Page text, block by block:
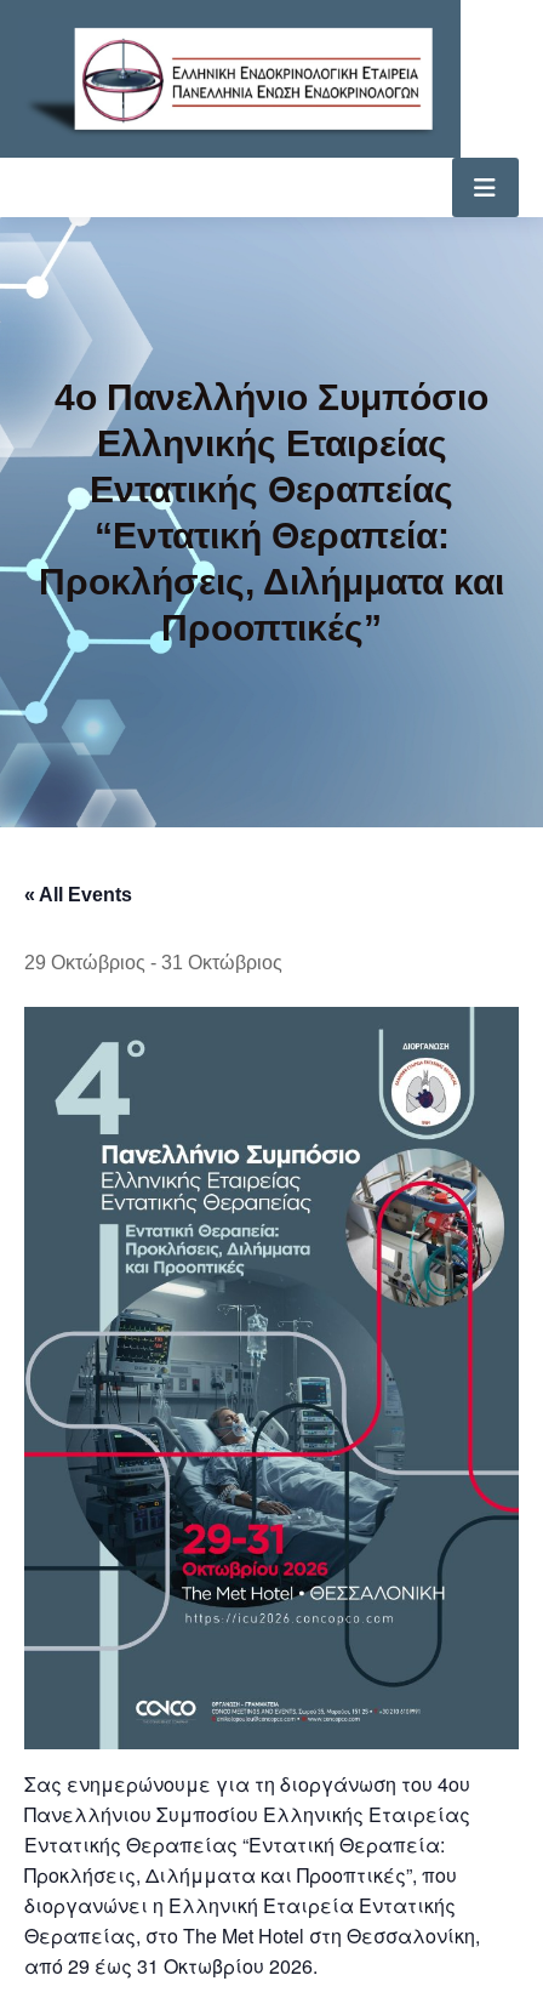
4ο Πανελλήνιο Συμπόσιο
Ελληνικής Εταιρείας
Εντατικής Θεραπείας
“Εντατική Θεραπεία:
Προκλήσεις, Διλήμματα και
Προοπτικές”
« All Events
29 Οκτώβριος - 31 Οκτώβριος
Σας ενημερώνουμε για τη διοργάνωση του 4ου
Πανελλήνιου Συμποσίου Ελληνικής Εταιρείας
Εντατικής Θεραπείας “Εντατική Θεραπεία:
Προκλήσεις, Διλήμματα και Προοπτικές”, που
διοργανώνει η Ελληνική Εταιρεία Εντατικής
Θεραπείας, στο The Met Hotel στη Θεσσαλονίκη,
από 29 έως 31 Οκτωβρίου 2026.